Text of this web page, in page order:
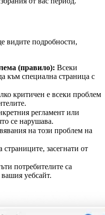
видите подробности,
(правило): Всеки
към специална страница с
критичен е всеки проблем
регламент или
се нарушава.
на този проблем на
страниците, засегнати от
потребителите са
уебсайт.